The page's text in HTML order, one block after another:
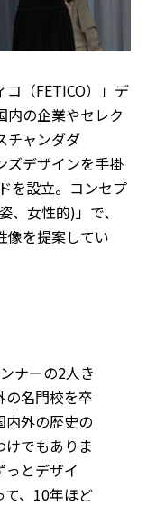
コ（FETICO）」デ
内の企業やセレク
チャンダダ
ズデザインを手掛
を設立。コンセプ
女性的)」で、
像を提案してい
ナーの2人き
の名門校を卒
内外の歴史の
でもありま
とデザイ
、10年ほど